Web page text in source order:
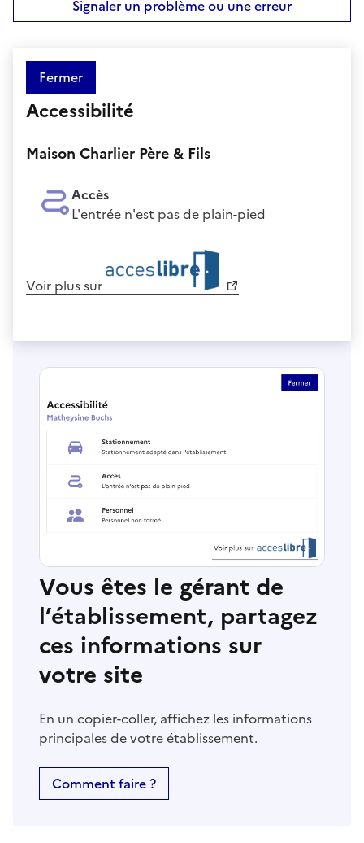
Signaler un problème ou une erreur
Fermer
Accessibilité
Maison Charlier Père & Fils
Accès
L'entrée n'est pas de plain-pied
Voir plus sur
Vous êtes le gérant de
l’établissement, partagez
ces informations sur
votre site
En un copier-coller, affichez les informations
principales de votre établissement.
Comment faire ?